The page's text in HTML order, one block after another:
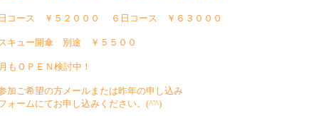
コース ￥５２０００ ６日コース ￥６３０００
キュー開傘 別途 ￥５５００
もＯＰＥＮ検討中！
加ご希望の方メールまたは昨年の申し込み
ォームにてお申し込みください。(^'^)